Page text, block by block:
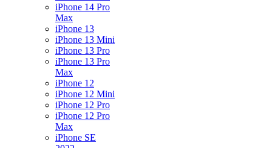
iPhone 14 Pro
Max
iPhone 13
iPhone 13 Mini
iPhone 13 Pro
iPhone 13 Pro
Max
iPhone 12
iPhone 12 Mini
iPhone 12 Pro
iPhone 12 Pro
Max
iPhone SE